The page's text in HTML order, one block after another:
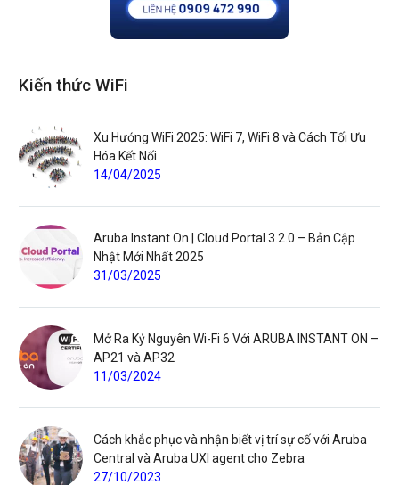
Kiến thức WiFi
Xu Hướng WiFi 2025: WiFi 7, WiFi 8 và Cách Tối Ưu
Hóa Kết Nối
14/04/2025
Aruba Instant On | Cloud Portal 3.2.0 – Bản Cập
Nhật Mới Nhất 2025
31/03/2025
Mở Ra Kỷ Nguyên Wi-Fi 6 Với ARUBA INSTANT ON –
AP21 và AP32
11/03/2024
Cách khắc phục và nhận biết vị trí sự cố với Aruba
Central và Aruba UXI agent cho Zebra
27/10/2023